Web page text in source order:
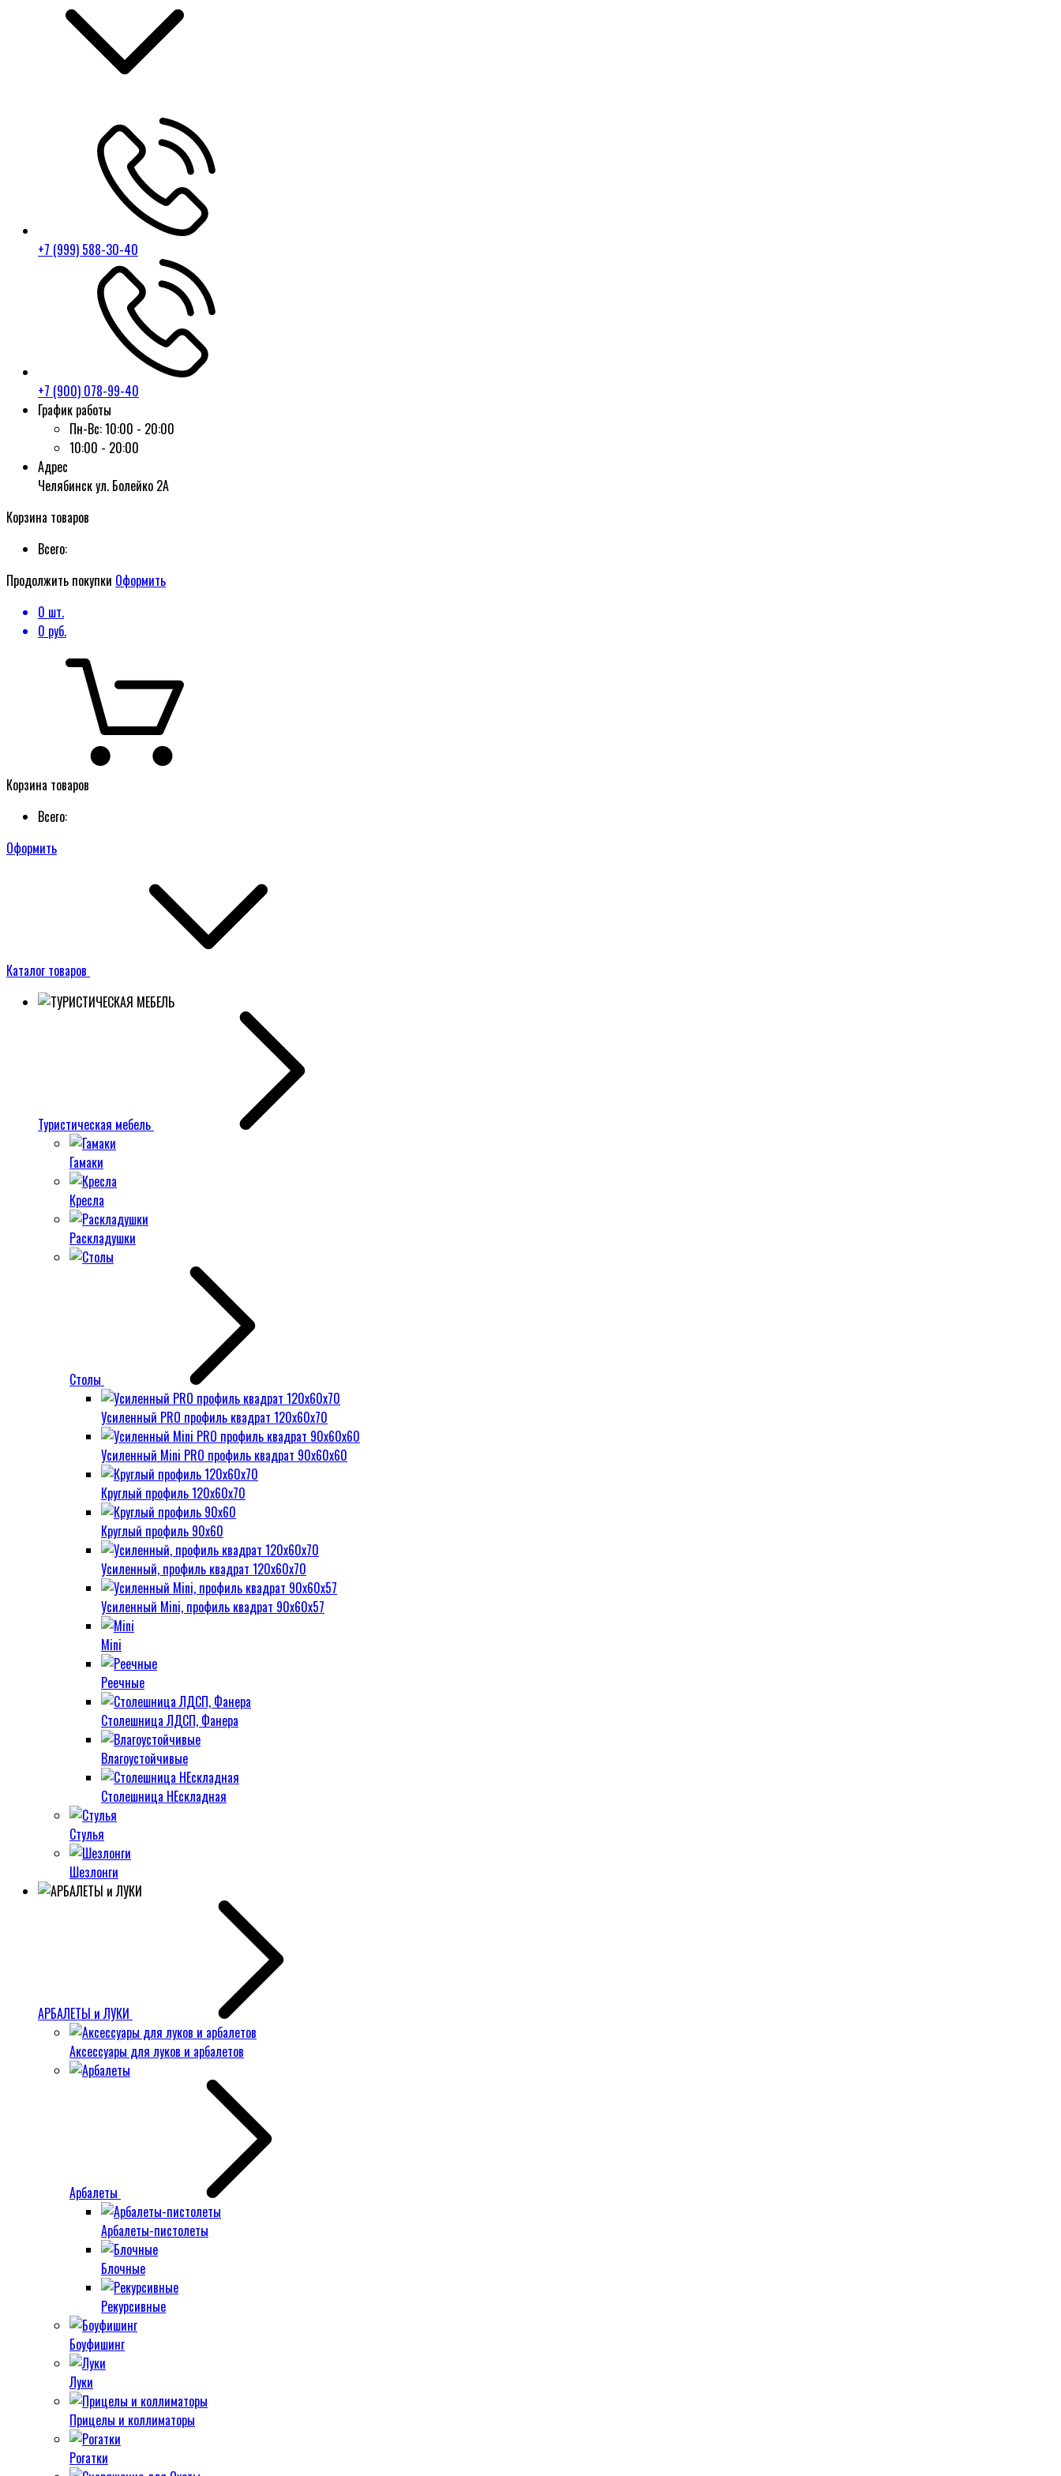
+7 (999) 588-30-40
+7 (900) 078-99-40
График работы
Пн-Вс:10:00 - 20:00
10:00 - 20:00
Адрес
Челябинск ул. Болейко 2А
Корзина товаров
Всего:
Продолжить покупки Оформить
0 шт.
0 руб.
Корзина товаров
Всего:
Оформить
Каталог товаров
Туристическая мебель
Гамаки
Кресла
Раскладушки
Столы
Усиленный PRO профиль квадрат 120х60х70
Усиленный Mini PRO профиль квадрат 90х60х60
Круглый профиль 120х60х70
Круглый профиль 90х60
Усиленный, профиль квадрат 120х60х70
Усиленный Mini, профиль квадрат 90х60х57
Mini
Реечные
Столешница ЛДСП, Фанера
Влагоустойчивые
Столешница НЕскладная
Стулья
Шезлонги
АРБАЛЕТЫ и ЛУКИ
Аксессуары для луков и арбалетов
Арбалеты
Арбалеты-пистолеты
Блочные
Рекурсивные
Боуфишинг
Луки
Прицелы и коллиматоры
Рогатки